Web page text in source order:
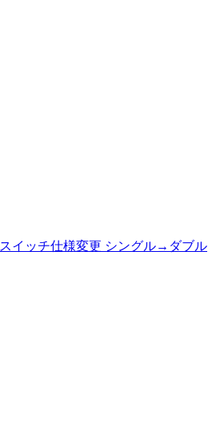
イッチ仕様変更 シングル→ダブル